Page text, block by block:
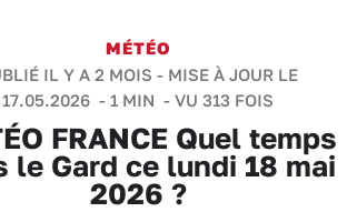
MÉTÉO
IL Y A 2 MOIS - MISE À JOUR LE
17.05.2026 - 1 MIN - VU 313 FOIS
FRANCE Quel temps
le Gard ce lundi 18 mai
2026 ?